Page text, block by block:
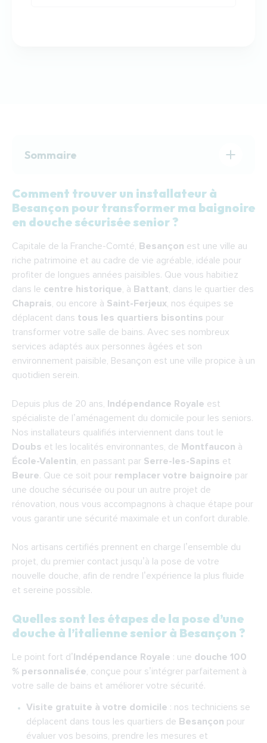
Sommaire
Comment trouver un installateur à Besançon
pour transformer ma baignoire en douche
Quelles sont les étapes de la pose d’une
douche à l’italienne senior à Besançon ?
Quel est le coût pour remplacer une
baignoire par une douche senior à Besançon ?
Pourquoi choisir Indépendance Royale pour
senior à Besançon ?
Nos installateurs se déplacent dans toute
F.A.Q.
Comment trouver un installateur à
Besançon pour transformer ma baignoire
en douche sécurisée senior ?
Capitale de la Franche-Comté, Besançon est une ville au
riche patrimoine et au cadre de vie agréable, idéale pour
profiter de longues années paisibles. Que vous habitiez
dans le centre historique, à Battant, dans le quartier des
Chaprais, ou encore à Saint-Ferjeux, nos équipes se
déplacent dans tous les quartiers bisontins pour
transformer votre salle de bains. Avec ses nombreux
services adaptés aux personnes âgées et son
environnement paisible, Besançon est une ville propice à un
quotidien serein.
Depuis plus de 20 ans, Indépendance Royale est
spécialiste de l’aménagement du domicile pour les seniors.
Nos installateurs qualifiés interviennent dans tout le
Doubs et les localités environnantes, de Montfaucon à
École-Valentin, en passant par Serre-les-Sapins et
Beure. Que ce soit pour remplacer votre baignoire par
une douche sécurisée ou pour un autre projet de
rénovation, nous vous accompagnons à chaque étape pour
vous garantir une sécurité maximale et un confort durable.
Nos artisans certifiés prennent en charge l’ensemble du
projet, du premier contact jusqu’à la pose de votre
nouvelle douche, afin de rendre l’expérience la plus fluide
et sereine possible.
Quelles sont les étapes de la pose d’une
douche à l’italienne senior à Besançon ?
Le point fort d’Indépendance Royale : une douche 100
% personnalisée, conçue pour s’intégrer parfaitement à
votre salle de bains et améliorer votre sécurité.
Visite gratuite à votre domicile : nos techniciens se
déplacent dans tous les quartiers de Besançon pour
évaluer vos besoins, prendre les mesures et